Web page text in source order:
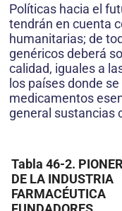
Políticas hacia el
tendrán en cuenta
humanitarias; de
genéricos deberá
calidad, iguales a
los países donde
medicamentos
general sustancias
Tabla 46-2.
DE LA INDUSTRIA
FARMACÉUTICA